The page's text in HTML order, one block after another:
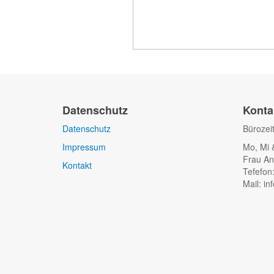
Datenschutz
Datenschutz
Impressum
Kontakt
Mo, Mi
Frau
Mail: